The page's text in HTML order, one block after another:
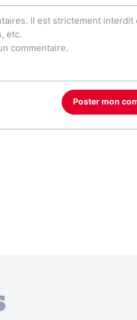
Poster mon